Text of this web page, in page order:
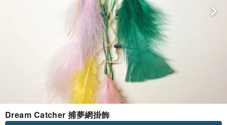
Dream Catcher 捕夢網掛飾